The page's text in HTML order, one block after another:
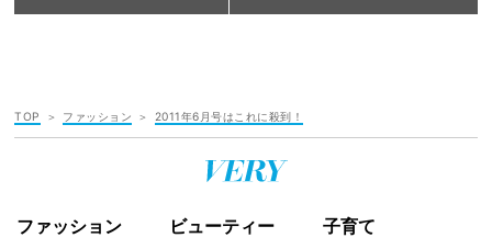
TOP ファッション 2011年6月号はこれに殺到！
ファッション ビューティー 子育て